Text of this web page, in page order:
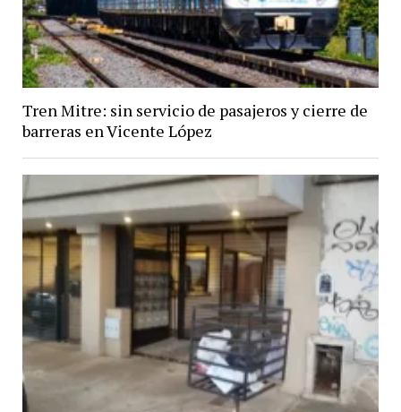
Tren Mitre: sin servicio de pasajeros y cierre de
barreras en Vicente López